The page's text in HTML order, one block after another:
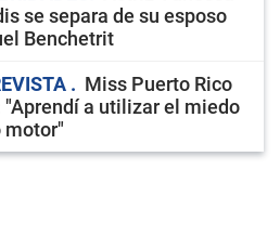
se separa de su esposo
Benchetrit
Miss Puerto Rico
"Aprendí a utilizar el miedo
motor"